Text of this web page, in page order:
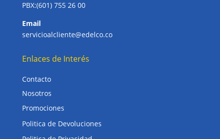
PBX:(601) 755 26 00
Email
servicioalcliente@edelco.co
Enlaces de Interés
Contacto
Nosotros
Promociones
Politica de Devoluciones